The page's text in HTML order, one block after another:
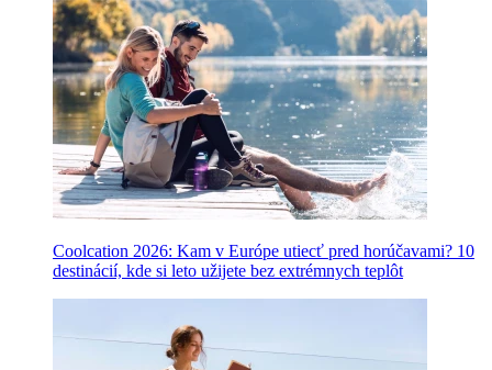
Coolcation 2026: Kam v Európe utiecť pred horúčavami? 10
destinácií, kde si leto užijete bez extrémnych teplôt